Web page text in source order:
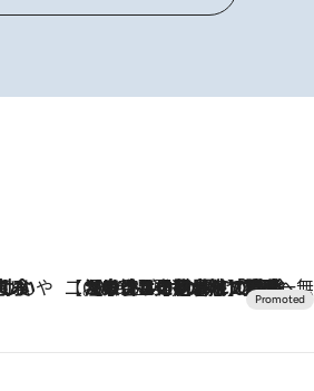
【CREA×星野リゾート】唯一無二。癒しと発見が待つ場所へ
2026.8.7
【トンボの足水浴】ヒノキの香りに包まれて涼感マックス！約13℃の湧水かけ流しを避暑地「星野温泉 トンボの湯」で体験